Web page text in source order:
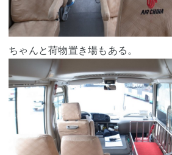
ちゃんと荷物置き場もある。